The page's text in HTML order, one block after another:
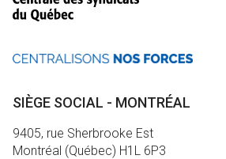
SIÈGE SOCIAL - MONTRÉAL
9405, rue Sherbrooke Est
Montréal (Québec) H1L 6P3